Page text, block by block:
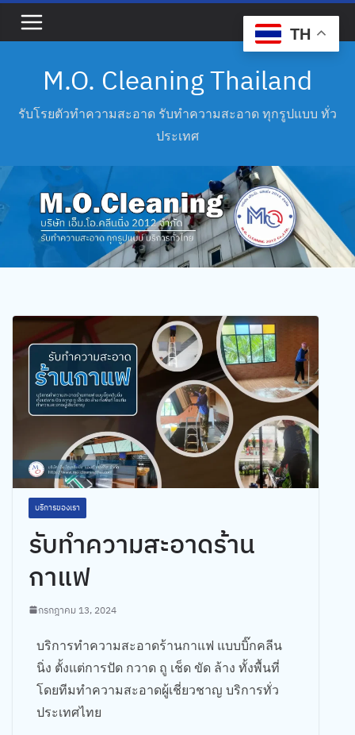
M.O. Cleaning Thailand
รับโรยตัวทำความสะอาด รับทำความสะอาด ทุกรูปแบบ ทั่ว
ประเทศ
บริการของเรา
รับทำความสะอาดร้าน
กาแฟ
กรกฎาคม 13, 2024
บริการทำความสะอาดร้านกาแฟ แบบบิ๊กคลีน
นิ่ง ตั้งแต่การปัด กวาด ถู เช็ด ขัด ล้าง ทั้งพื้นที่
โดยทีมทำความสะอาดผู้เชี่ยวชาญ บริการทั่ว
ประเทศไทย
TH